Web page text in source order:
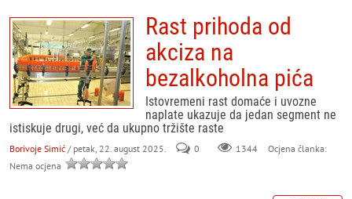
Rast prihoda od
akciza na
bezalkoholna pića
Istovremeni rast domaće i uvozne
naplate ukazuje da jedan segment ne
istiskuje drugi, već da ukupno tržište raste
Borivoje Simić / petak, 22. august 2025. 0 1344
Ocjena članka:
Nema ocjena